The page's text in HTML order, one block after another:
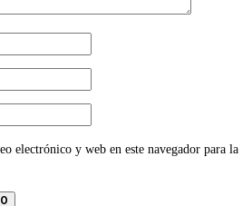
electrónico y web en este navegador para la